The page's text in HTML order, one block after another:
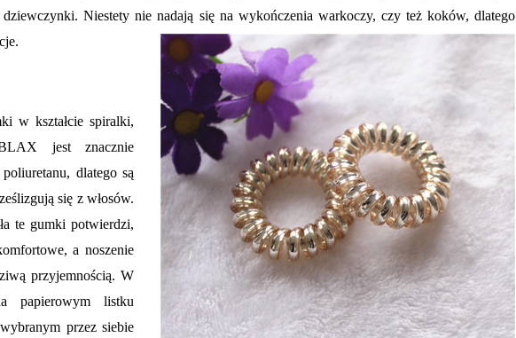
dziewczynki. Niestety nie nadają się na wykończenia warkoczy, czy też koków, dlatego
w kształcie spiralki,
jest znacznie
poliuretanu, dlatego są
się z włosów.
te gumki potwierdzi,
a noszenie
przyjemnością. W
papierowym listku
przez siebie